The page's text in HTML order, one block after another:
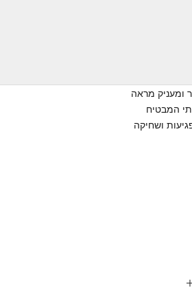
ומעניק מראה
המבטיח
ושחיקה